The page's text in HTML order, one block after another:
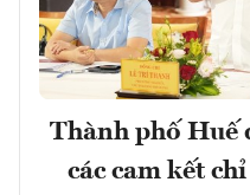
Thành phố Huế
các cam kết